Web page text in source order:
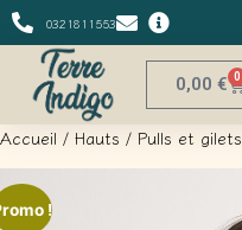
0321811553
0,00 € 0
Accueil / Hauts / Pulls et gilets
!